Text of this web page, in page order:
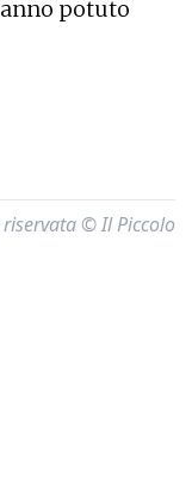
potuto
© Il Piccolo